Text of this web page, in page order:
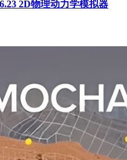
2D物理动力学模拟器